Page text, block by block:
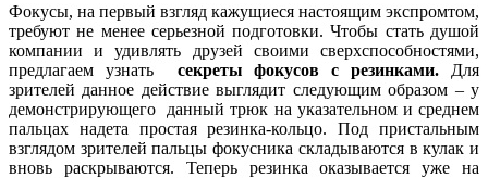
Фокусы, на первый взгляд кажущиеся настоящим экспромтом,
требуют не менее серьезной подготовки. Чтобы стать душой
компании и удивлять друзей своими сверхспособностями,
предлагаем узнать секреты фокусов с резинками. Для
зрителей данное действие выглядит следующим образом – у
демонстрирующего данный трюк на указательном и среднем
пальцах надета простая резинка-кольцо. Под пристальным
взглядом зрителей пальцы фокусника складываются в кулак и
вновь раскрываются. Теперь резинка оказывается уже на